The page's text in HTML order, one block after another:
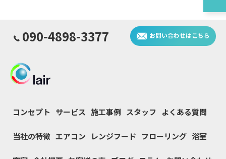
090-4898-3377 お問い合わせはこちら
コンセプト サービス 施工事例 スタッフ よくある質問
当社の特徴 エアコン レンジフード フローリング 浴室